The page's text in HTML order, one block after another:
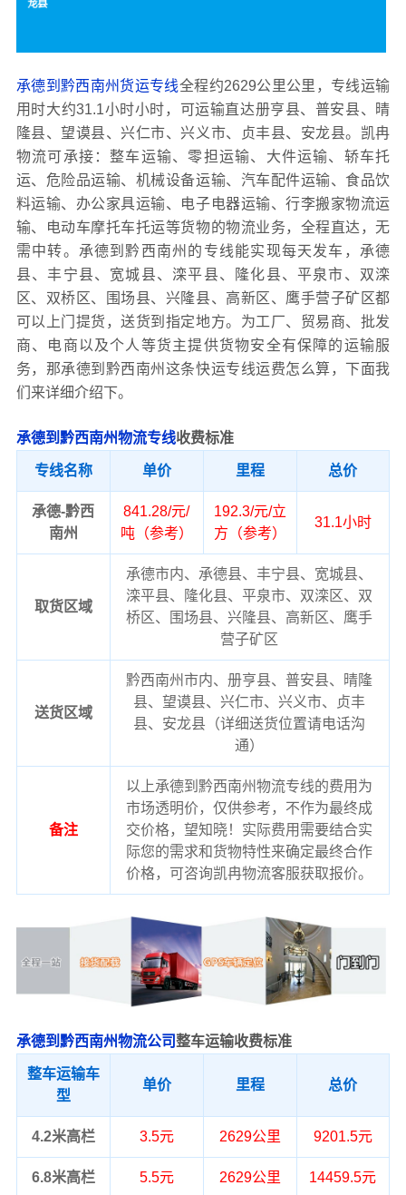
承德到黔西南州货运专线全程约2629公里公里，专线运输
用时大约31.1小时小时，可运输直达册亨县、普安县、晴
隆县、望谟县、兴仁市、兴义市、贞丰县、安龙县。凯冉
物流可承接：整车运输、零担运输、大件运输、轿车托
运、危险品运输、机械设备运输、汽车配件运输、食品饮
料运输、办公家具运输、电子电器运输、行李搬家物流运
输、电动车摩托车托运等货物的物流业务，全程直达，无
需中转。承德到黔西南州的专线能实现每天发车，承德
县、丰宁县、宽城县、滦平县、隆化县、平泉市、双滦
区、双桥区、围场县、兴隆县、高新区、鹰手营子矿区都
可以上门提货，送货到指定地方。为工厂、贸易商、批发
商、电商以及个人等货主提供货物安全有保障的运输服
务，那承德到黔西南州这条快运专线运费怎么算，下面我
们来详细介绍下。
承德到黔西南州物流专线收费标准
专线名称 单价 里程 总价
承德-黔西
南州
841.28/元/
吨（参考）
192.3/元/立
方（参考）
31.1小时
取货区域
承德市内、承德县、丰宁县、宽城县、
滦平县、隆化县、平泉市、双滦区、双
桥区、围场县、兴隆县、高新区、鹰手
营子矿区
送货区域
黔西南州市内、册亨县、普安县、晴隆
县、望谟县、兴仁市、兴义市、贞丰
县、安龙县（详细送货位置请电话沟
通）
备注
以上承德到黔西南州物流专线的费用为
市场透明价，仅供参考，不作为最终成
交价格，望知晓！实际费用需要结合实
际您的需求和货物特性来确定最终合作
价格，可咨询凯冉物流客服获取报价。
承德到黔西南州物流公司整车运输收费标准
整车运输车
型
单价 里程 总价
4.2米高栏 3.5元 2629公里 9201.5元
6.8米高栏 5.5元 2629公里 14459.5元